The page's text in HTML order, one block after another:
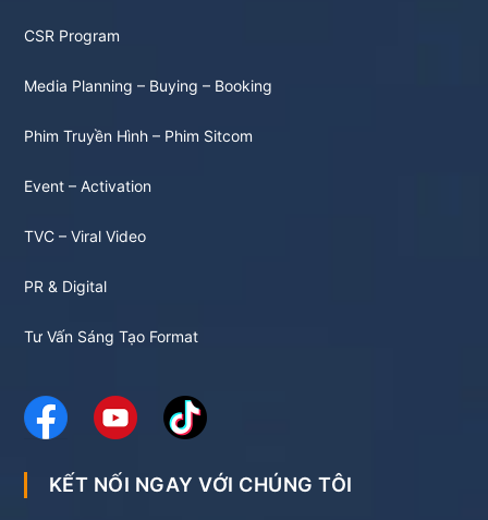
CSR Program
Media Planning – Buying – Booking
Phim Truyền Hình – Phim Sitcom
Event – Activation
TVC – Viral Video
PR & Digital
Tư Vấn Sáng Tạo Format
KẾT NỐI NGAY VỚI CHÚNG TÔI